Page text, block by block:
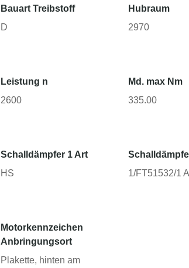
Bauart Treibstoff
D
Hubraum
2970
Leistung n
2600
Md. max Nm
335.00
Schalldämpfer 1 Art
HS
1/FT51532/1
Motorkennzeichen
Anbringungsort
Plakette, hinten am